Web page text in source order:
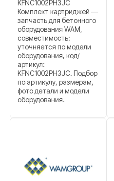
KFNC1002PH3JC
Комплект картриджей —
запчасть для бетонного
оборудования WAM,
совместимость:
уточняется по модели
оборудования, код/
артикул:
KFNC1002PH3JC. Подбор
по артикулу, размерам,
фото детали и модели
оборудования.